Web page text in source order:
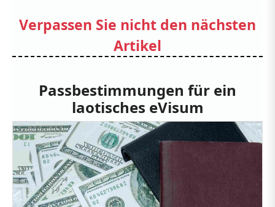
Verpassen Sie nicht den nächsten
Artikel
Passbestimmungen für ein
laotisches eVisum